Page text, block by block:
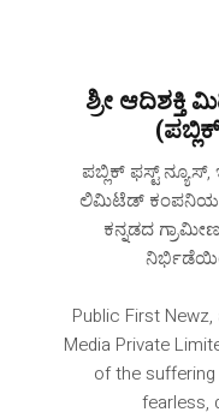
ಶ್ರೀ
ಪಬ್ಲಿಕ್ ಫಸ್ಟ್
ಲಿಮಿಟೆಡ್ ಕಂಪನಿಯ
ಕನ್ನಡದ
Public First
Media Private
of the
fearless,